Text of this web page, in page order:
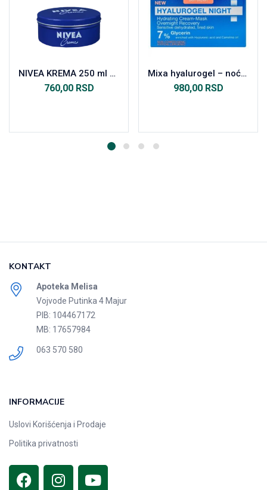
NIVEA KREMA 250 ml 80105
760,00 RSD
Mixa hyalurogel – noćna krema za lice, 50 ml
980,00 RSD
KONTAKT
Apoteka Melisa
Vojvode Putinka 4 Majur
PIB: 104467172
MB: 17657984
063 570 580
INFORMACIJE
Uslovi Korišćenja i Prodaje
Politika privatnosti